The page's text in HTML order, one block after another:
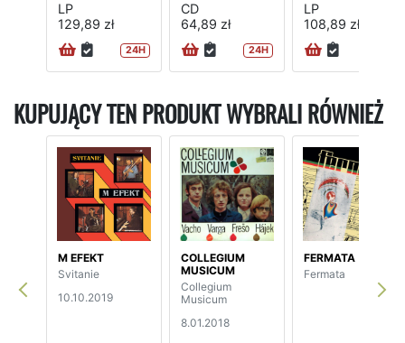
LP
129,89 zł
24H
CD
64,89 zł
24H
LP
108,89 zł
KUPUJĄCY TEN PRODUKT WYBRALI RÓWNIEŻ
M EFEKT
Svitanie
10.10.2019
COLLEGIUM
MUSICUM
Collegium
Musicum
8.01.2018
FERMATA
Fermata